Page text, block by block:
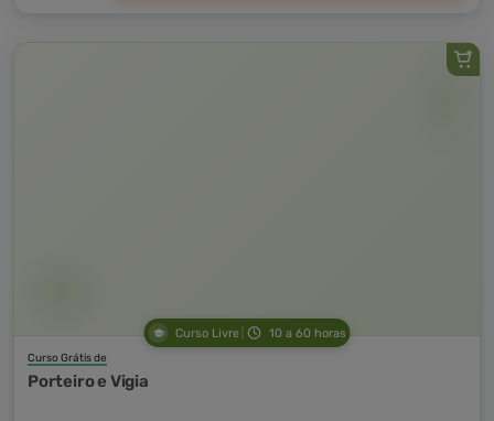
Curso Livre 10 a 60 horas
Curso Grátis de
Porteiro e Vigia